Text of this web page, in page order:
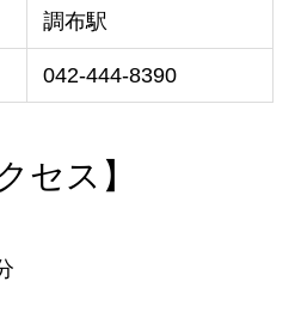
調布駅
042-444-8390
セス】